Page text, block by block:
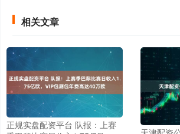
相关文章
正规实盘配资平台 队报：上赛